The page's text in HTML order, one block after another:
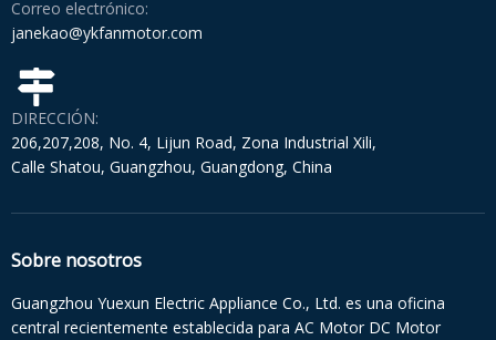
Correo electrónico:
janekao@ykfanmotor.com
DIRECCIÓN:
206,207,208, No. 4, Lijun Road, Zona Industrial Xili,
Calle Shatou, Guangzhou, Guangdong, China
Sobre nosotros
Guangzhou Yuexun Electric Appliance Co., Ltd. es una oficina
central recientemente establecida para AC Motor DC Motor